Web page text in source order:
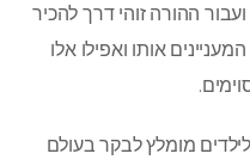
ההורה זוהי דרך להכיר
אותו ואפילו אלו
מומלץ לבקר בעולם